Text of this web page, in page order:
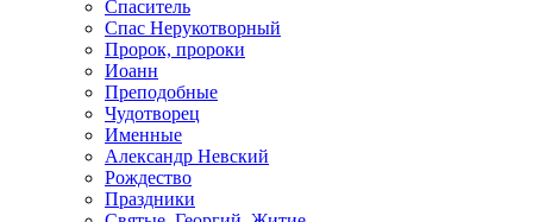
Спаситель
Спас Нерукотворный
Пророк, пророки
Иоанн
Преподобные
Чудотворец
Именные
Александр Невский
Рождество
Праздники